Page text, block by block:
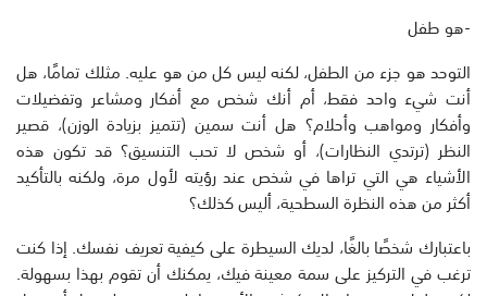
-هو طفل
التوحد هو جزء من الطفل، لكنه ليس كل من هو عليه. مثلك تمامًا، هل
أنت شيء واحد فقط، أم أنك شخص مع أفكار ومشاعر وتفضيلات
وأفكار ومواهب وأحلام؟ هل أنت سمين (تتميز بزيادة الوزن)، قصير
النظر (ترتدي النظارات)، أو شخص لا تحب التنسيق؟ قد تكون هذه
الأشياء هي التي تراها في شخص عند رؤيته لأول مرة، ولكنه بالتأكيد
أكثر من هذه النظرة السطحية، أليس كذلك؟
باعتبارك شخصًا بالغًا، لديك السيطرة على كيفية تعريف نفسك. إذا كنت
ترغب في التركيز على سمة معينة فيك، يمكنك أن تقوم بهذا بسهولة.